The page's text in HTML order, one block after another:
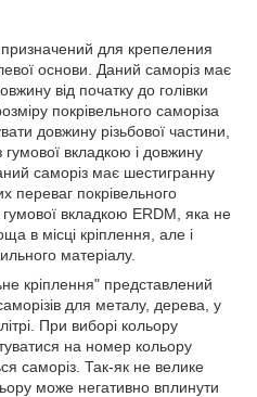
для крепеления
основи. Даний саморіз має
від початку до голівки
покрівельного саморіза
довжину різьбової частини,
вкладкою і довжину
саморіз має шестигранну
переваг покрівельного
вкладкою ERDM, яка не
в місці кріплення, але і
матеріалу.
кріплення" представлений
для металу, дерева, у
При виборі кольору
на номер кольору
саморіз. Так-як не велике
може негативно вплинути